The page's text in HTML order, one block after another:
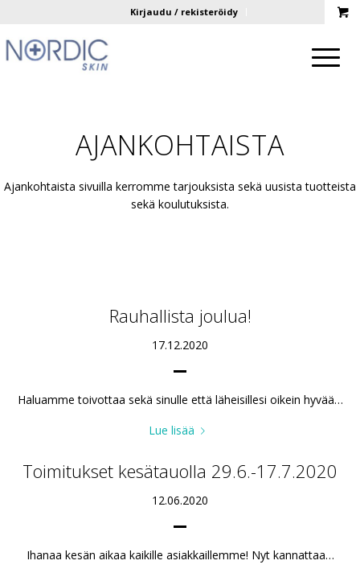
Kirjaudu / rekisteröidy
AJANKOHTAISTA
Ajankohtaista sivuilla kerromme tarjouksista sekä uusista tuotteista
sekä koulutuksista.
Rauhallista joulua!
17.12.2020
Haluamme toivottaa sekä sinulle että läheisillesi oikein hyvää…
Lue lisää
Toimitukset kesätauolla 29.6.-17.7.2020
12.06.2020
Ihanaa kesän aikaa kaikille asiakkaillemme! Nyt kannattaa…